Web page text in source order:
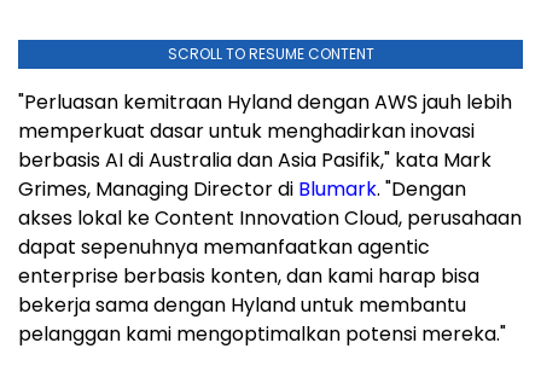
SCROLL TO RESUME CONTENT
"Perluasan kemitraan Hyland dengan AWS jauh lebih
memperkuat dasar untuk menghadirkan inovasi
berbasis AI di Australia dan Asia Pasifik," kata Mark
Grimes, Managing Director di Blumark. "Dengan
akses lokal ke Content Innovation Cloud, perusahaan
dapat sepenuhnya memanfaatkan agentic
enterprise berbasis konten, dan kami harap bisa
bekerja sama dengan Hyland untuk membantu
pelanggan kami mengoptimalkan potensi mereka."